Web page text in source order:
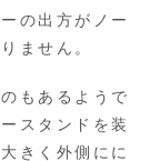
の出方がノー
ません。
もあるようで
スタンドを装
きく外側にに